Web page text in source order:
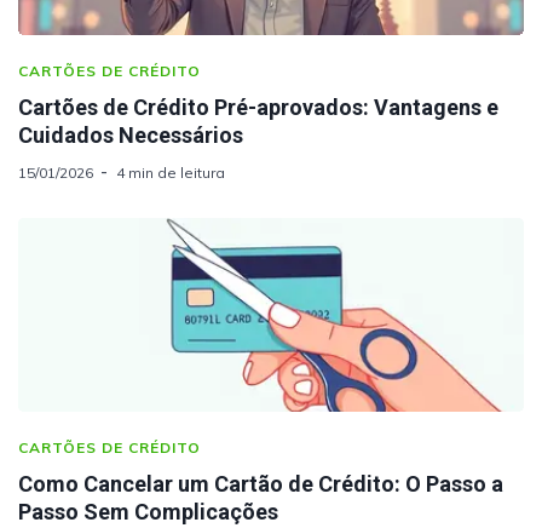
CARTÕES DE CRÉDITO
Cartões de Crédito Pré-aprovados: Vantagens e
Cuidados Necessários
15/01/2026 4 min de leitura
CARTÕES DE CRÉDITO
Como Cancelar um Cartão de Crédito: O Passo a
Passo Sem Complicações